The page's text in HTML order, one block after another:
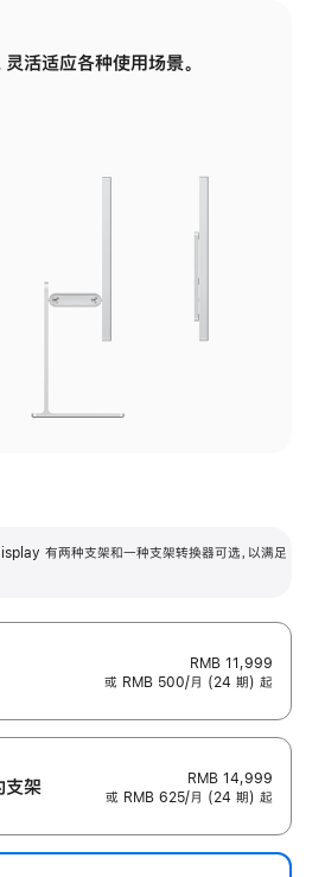
灵活适应各种使用场景。
有两种支架和一种支架转换器可选，以满足
RMB 11,999
或 RMB 500/月 (24 期) 起
支‍架
RMB 14,999
或 RMB 625/月 (24 期) 起